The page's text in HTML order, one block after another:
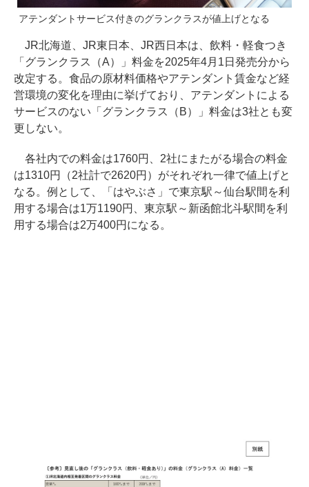
アテンダントサービス付きのグランクラスが値上げとなる
JR北海道、JR東日本、JR西日本は、飲料・軽食つき
「グランクラス（A）」料金を2025年4月1日発売分から
改定する。食品の原材料価格やアテンダント賃金など経
営環境の変化を理由に挙げており、アテンダントによる
サービスのない「グランクラス（B）」料金は3社とも変
更しない。
各社内での料金は1760円、2社にまたがる場合の料金
は1310円（2社計で2620円）がそれぞれ一律で値上げと
なる。例として、「はやぶさ」で東京駅～仙台駅間を利
用する場合は1万1190円、東京駅～新函館北斗駅間を利
用する場合は2万400円になる。